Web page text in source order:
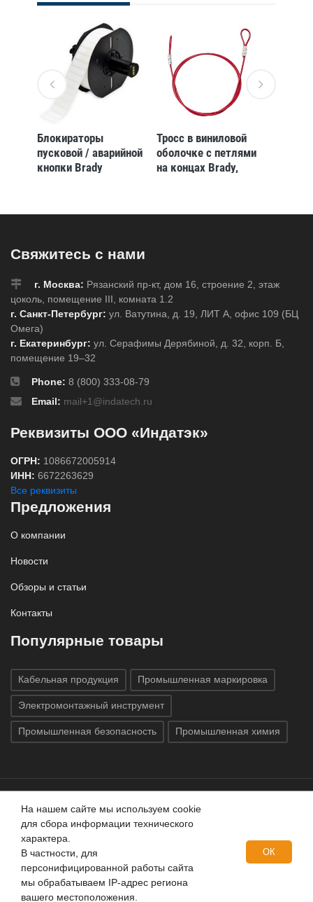
Блокираторы
пусковой / аварийной
кнопки Brady
наклейки:,
Комплект
Тросс в виниловой
оболочке с петлями
на концах Brady,
Свяжитесь с нами
г. Москва: Рязанский пр-кт, дом 16, строение 2, этаж
цоколь, помещение III, комната 1.2
г. Санкт-Петербург: ул. Ватутина, д. 19, ЛИТ А, офис 109 (БЦ
Омега)
г. Екатеринбург: ул. Серафимы Дерябиной, д. 32, корп. Б,
помещение 19–32
Phone: 8 (800) 333-08-79
Email: mail+1@indatech.ru
Реквизиты ООО «Индатэк»
ОГРН: 1086672005914
ИНН: 6672263629
Все реквизиты
Предложения
О компании
Новости
Обзоры и статьи
Контакты
Популярные товары
Кабельная продукция Промышленная маркировка
Электромонтажный инструмент
Промышленная безопасность Промышленная химия
Все права защищены © 2020 ГК «Индатэк»
защищены.Использование материалов с сайта запрещено.
Данный сайт не является публичной офертой, определяемой
положениями статей 437 (2) ГК РФ.
На нашем сайте мы используем cookie
для сбора информации технического
характера.
В частности, для
персонифицированной работы сайта
мы обрабатываем IP-адрес региона
вашего местоположения.
ОК